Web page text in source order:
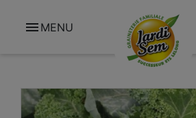
 MENU